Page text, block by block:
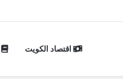
اقتصاد الكويت